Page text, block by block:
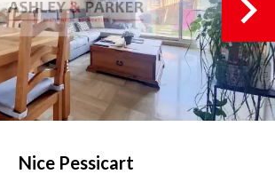
Nice Pessicart